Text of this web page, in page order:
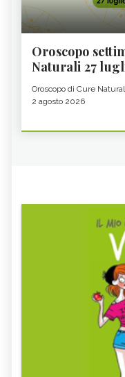
Oroscopo
Naturali 27
Oroscopo di Cure
2 agosto 2026